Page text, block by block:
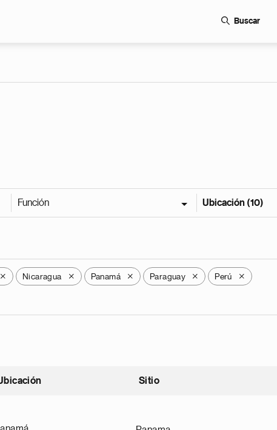
Buscar
Función Ubicación (10)
X Nicaragua X Panamá X Paraguay X Perú X
Sitio